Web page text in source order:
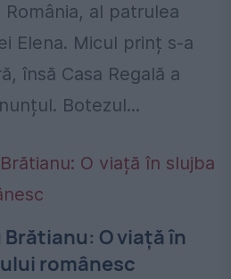
al patrulea
Elena. Micul prinț s-a
însă Casa Regală a
Botezul...
O viață în
românesc